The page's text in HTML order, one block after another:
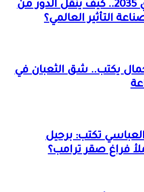
الإعلام المصري 2035.. كيف ينقل الدور من
التأثير العالمي؟
يكتب.. شق الثعبان في
تكتب: برحيل
فراغ صقر ترامب؟